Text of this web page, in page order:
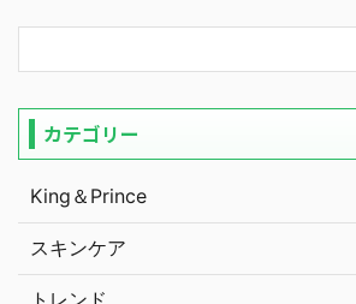
カテゴリー
King＆Prince
スキンケア
トレンド